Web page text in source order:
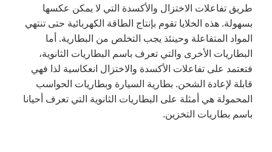
طريق تفاعلات الاختزال والأكسدة التي لا يمكن عكسها
بسهولة. هذه الخلايا تقوم بإنتاج الطاقة الكهربائية حتى تنتهي
المواد المتفاعلة وحينئذ يجب التخلص من البطارية. أما
البطاريات الأخرى والتي تعرف باسم البطاريات الثانوية،
فتعتمد على تفاعلات الأكسدة والاختزال انعكاسية لذا فهي
قابلة لإعادة الشحن. بطارية السيارة وبطاريات الحواسب
المحمولة هي أمثلة على البطاريات الثانوية التي تعرف أحيانا
باسم بطاريات التخزين.